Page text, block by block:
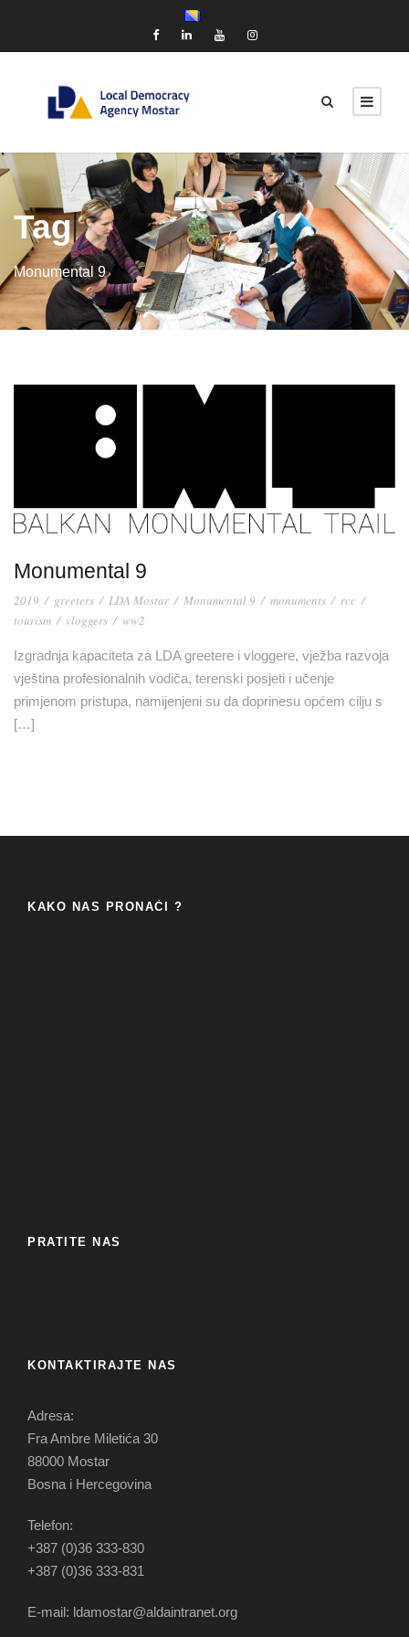
Tag
Monumental 9
Monumental 9
2019 / greeters / LDA Mostar / Monumental 9 / monuments / rcc /
tourism / vloggers / ww2
Izgradnja kapaciteta za LDA greetere i vloggere, vježba razvoja
vještina profesionalnih vodiča, terenski posjeti i učenje
primjenom pristupa, namijenjeni su da doprinesu općem cilju s
[…]
KAKO NAS PRONAĆI ?
PRATITE NAS
KONTAKTIRAJTE NAS
Adresa:
Fra Ambre Miletića 30
88000 Mostar
Bosna i Hercegovina
Telefon:
+387 (0)36 333-830
+387 (0)36 333-831
E-mail: ldamostar@aldaintranet.org